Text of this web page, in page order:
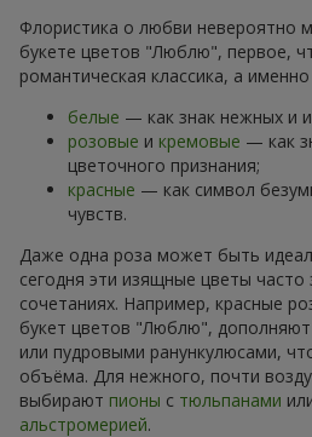
Флористика о любви невероятно
букете цветов "Люблю", первое,
романтическая классика, а именно
белые — как знак нежных и
розовые и кремовые — как
цветочного признания;
красные — как символ
чувств.
Даже одна роза может быть
сегодня эти изящные цветы часто
сочетаниях. Например, красные
букет цветов "Люблю",
или пудровыми ранункулюсами,
объёма. Для нежного, почти
выбирают пионы с тюльпанами
альстромерией.